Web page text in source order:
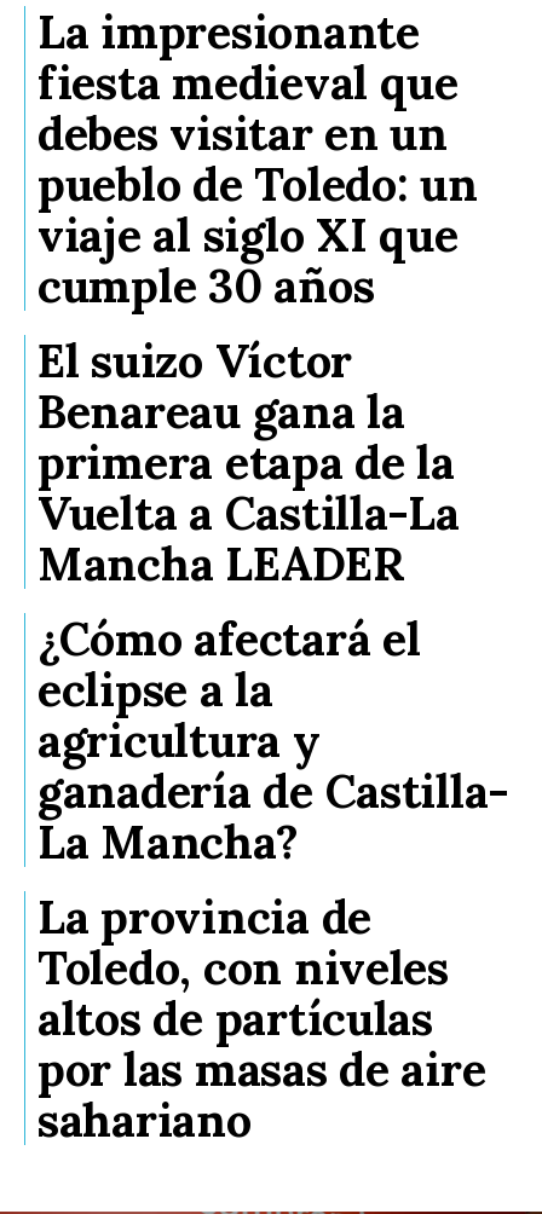
La impresionante
fiesta medieval que
debes visitar en un
pueblo de Toledo: un
viaje al siglo XI que
cumple 30 años
El suizo Víctor
Benareau gana la
primera etapa de la
Vuelta a Castilla-La
Mancha LEADER
¿Cómo afectará el
eclipse a la
agricultura y
ganadería de Castilla-
La Mancha?
La provincia de
Toledo, con niveles
altos de partículas
por las masas de aire
sahariano